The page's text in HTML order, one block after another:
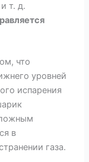
т. д.
что
уровней
испарения
в
газа.